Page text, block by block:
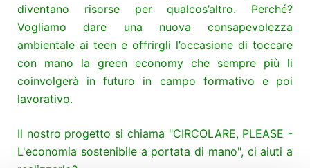
diventano risorse per qualcos’altro. Perché?
Vogliamo dare una nuova consapevolezza
ambientale ai teen e offrirgli l’occasione di toccare
con mano la green economy che sempre più li
coinvolgerà in futuro in campo formativo e poi
lavorativo.
Il nostro progetto si chiama "CIRCOLARE, PLEASE -
L'economia sostenibile a portata di mano", ci aiuti a